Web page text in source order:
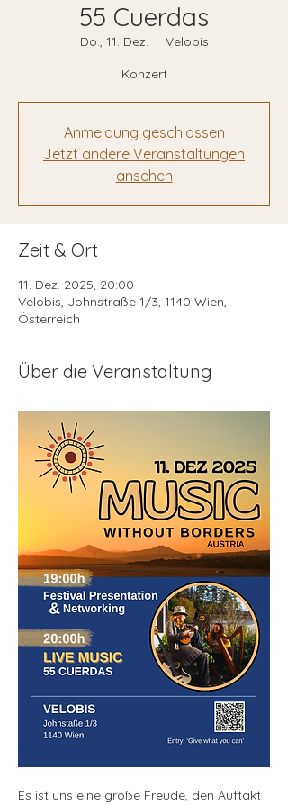
55 Cuerdas
Do., 11. Dez.
  |
Velobis
Konzert
Anmeldung geschlossen
Jetzt andere Veranstaltungen
ansehen
Zeit & Ort
11. Dez. 2025, 20:00
Velobis, Johnstraße 1/3, 1140 Wien,
Österreich
Über die Veranstaltung
Es ist uns eine große Freude, den Auftakt